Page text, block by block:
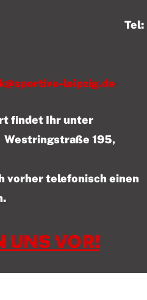
leipzig.de
findet Ihr unter
195,
vorher telefonisch einen
UNS VOR!